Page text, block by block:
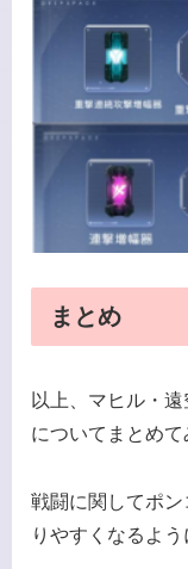
まとめ
以上、マヒル・
についてまとめて
戦闘に関してポ
りやすくなるよう